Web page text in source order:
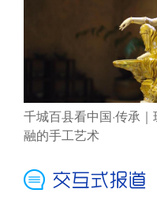
千城百县看中国·传承
融的手工艺术